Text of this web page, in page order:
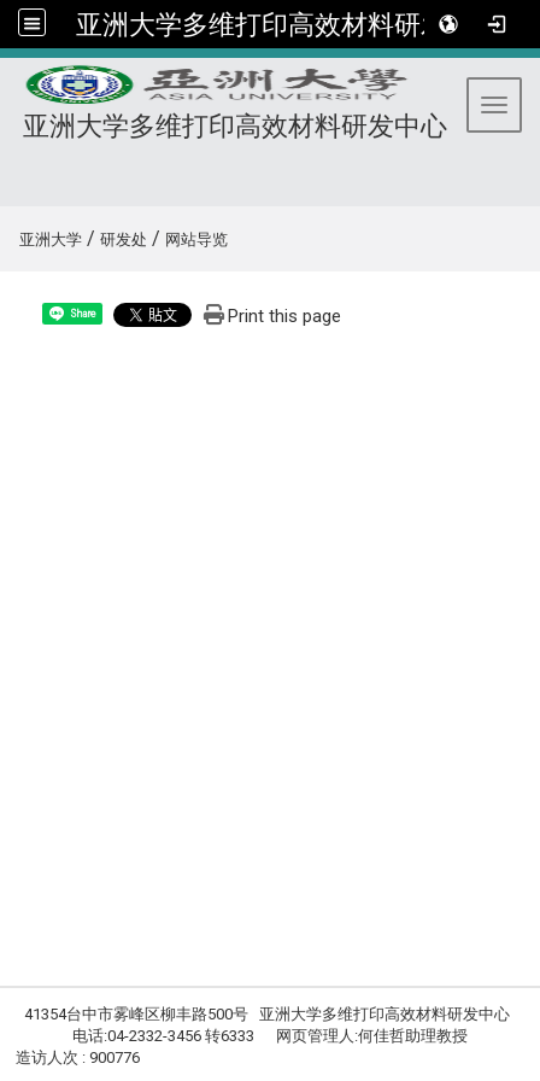
亚洲大学多维打印高效材料研发中心
亚洲大学多维打印高效材料研发中心
亚洲大学 / 研发处 / 网站导览
Share Print this page
41354台中市雾峰区柳丰路500号 亚洲大学多维打印高效材料研发中心
电话:04-2332-3456 转6333 网页管理人:何佳哲助理教授
造访人次 : 900776